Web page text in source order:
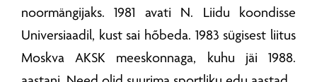
noormängijaks. 1981 avati N. Liidu koondisse
Universiaadil, kust sai hõbeda. 1983 sügisest liitus
Moskva AKSK meeskonnaga, kuhu jäi 1988.